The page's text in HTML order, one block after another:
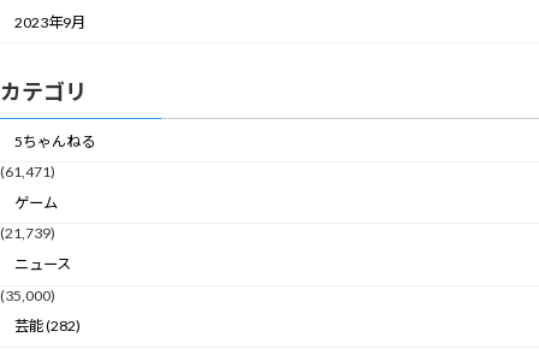
2023年9月
カテゴリ
5ちゃんねる
(61,471)
ゲーム
(21,739)
ニュース
(35,000)
芸能 (282)